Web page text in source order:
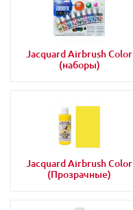
Jacquard Airbrush Color
(наборы)
Jacquard Airbrush Color
(Прозрачные)